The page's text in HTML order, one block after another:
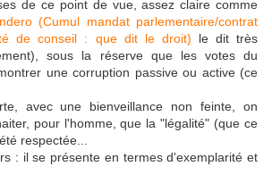
de ce point de vue, assez claire comme
(Cumul mandat parlementaire/contrat
de conseil : que dit le droit) le dit très
sous la réserve que les votes du
une corruption passive ou active (ce
avec une bienveillance non feinte, on
pour l'homme, que la "légalité" (que ce
respectée...
: il se présente en termes d'exemplarité et